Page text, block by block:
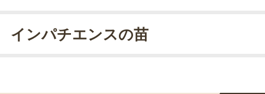
インパチエンスの苗